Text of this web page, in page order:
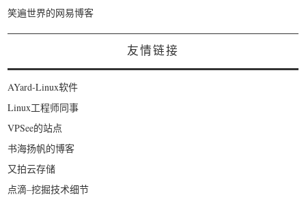
笑遍世界的网易博客
友情链接
AYard-Linux软件
Linux工程师同事
VPSee的站点
书海扬帆的博客
又拍云存储
点滴–挖掘技术细节